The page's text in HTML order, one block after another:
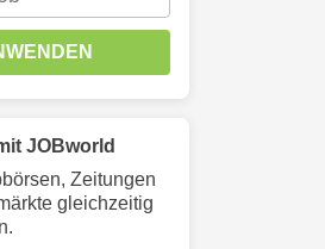
JOBworld
Zeitungen
gleichzeitig